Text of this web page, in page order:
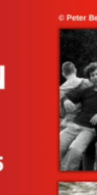
der
2023
2021
zur
2021
click